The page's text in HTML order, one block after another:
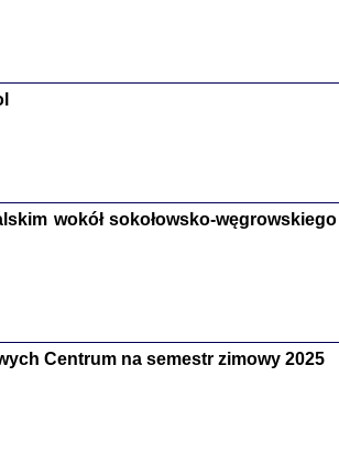
Zagłada Żydów.
wokół sokołowsko-
Centrum na semestr zimowy 2025